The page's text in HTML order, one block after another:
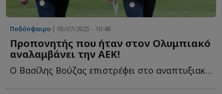
Ποδόσφαιρο | 05/07/2025 - 10:48
Προπονητής που ήταν στον Ολυμπιακό
αναλαμβάνει την ΑΕΚ!
Ο Βασίλης Βούζας επιστρέφει στο αναπτυξιακό ποδόσφαιρο τ...